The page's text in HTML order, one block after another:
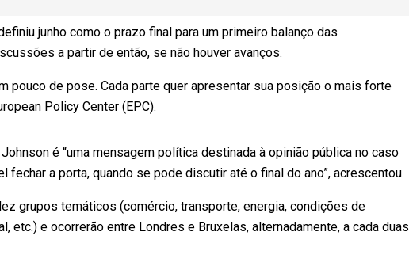
junho como o prazo final para um primeiro balanço das
a partir de então, se não houver avanços.
pouco de pose. Cada parte quer apresentar sua posição o mais forte
Policy Center (EPC).
é “uma mensagem política destinada à opinião pública no caso
fechar a porta, quando se pode discutir até o final do ano”, acrescentou.
grupos temáticos (comércio, transporte, energia, condições de
etc.) e ocorrerão entre Londres e Bruxelas, alternadamente, a cada duas